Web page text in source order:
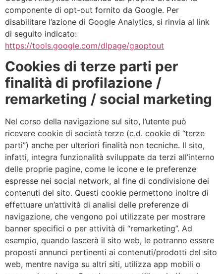
componente di opt-out fornito da Google. Per
disabilitare l’azione di Google Analytics, si rinvia al link
di seguito indicato:
https://tools.google.com/dlpage/gaoptout
Cookies di terze parti per
finalità di profilazione /
remarketing / social marketing
Nel corso della navigazione sul sito, l’utente può
ricevere cookie di società terze (c.d. cookie di “terze
parti”) anche per ulteriori finalità non tecniche. Il sito,
infatti, integra funzionalità sviluppate da terzi all’interno
delle proprie pagine, come le icone e le preferenze
espresse nei social network, al fine di condivisione dei
contenuti del sito. Questi cookie permettono inoltre di
effettuare un’attività di analisi delle preferenze di
navigazione, che vengono poi utilizzate per mostrare
banner specifici o per attività di “remarketing”. Ad
esempio, quando lascerà il sito web, le potranno essere
proposti annunci pertinenti ai contenuti/prodotti del sito
web, mentre naviga su altri siti, utilizza app mobili o